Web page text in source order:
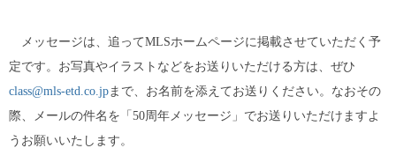
メッセージは、追ってMLSホームページに掲載させていただく予
定です。お写真やイラストなどをお送りいただける方は、ぜひ
class@mls-etd.co.jp まで、お名前を添えてお送りください。なおその
際、メールの件名を「50周年メッセージ」でお送りいただけますよ
うお願いいたします。